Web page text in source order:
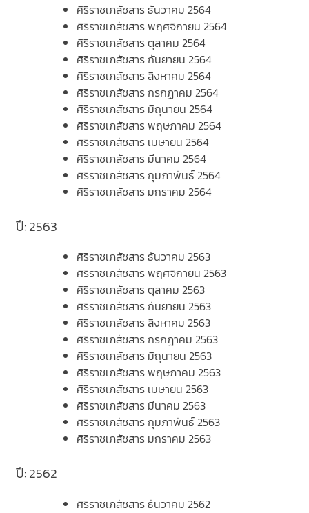
ศิริราชเภสัชสาร ธันวาคม 2564
ศิริราชเภสัชสาร พฤศจิกายน 2564
ศิริราชเภสัชสาร ตุลาคม 2564
ศิริราชเภสัชสาร กันยายน 2564
ศิริราชเภสัชสาร สิงหาคม 2564
ศิริราชเภสัชสาร กรกฏาคม 2564
ศิริราชเภสัชสาร มิถุนายน 2564
ศิริราชเภสัชสาร พฤษภาคม 2564
ศิริราชเภสัชสาร เมษายน 2564
ศิริราชเภสัชสาร มีนาคม 2564
ศิริราชเภสัชสาร กุมภาพันธ์ 2564
ศิริราชเภสัชสาร มกราคม 2564
ปี: 2563
ศิริราชเภสัชสาร ธันวาคม 2563
ศิริราชเภสัชสาร พฤศจิกายน 2563
ศิริราชเภสัชสาร ตุลาคม 2563
ศิริราชเภสัชสาร กันยายน 2563
ศิริราชเภสัชสาร สิงหาคม 2563
ศิริราชเภสัชสาร กรกฎาคม 2563
ศิริราชเภสัชสาร มิถุนายน 2563
ศิริราชเภสัชสาร พฤษภาคม 2563
ศิริราชเภสัชสาร เมษายน 2563
ศิริราชเภสัชสาร มีนาคม 2563
ศิริราชเภสัชสาร กุมภาพันธ์ 2563
ศิริราชเภสัชสาร มกราคม 2563
ปี: 2562
ศิริราชเภสัชสาร ธันวาคม 2562